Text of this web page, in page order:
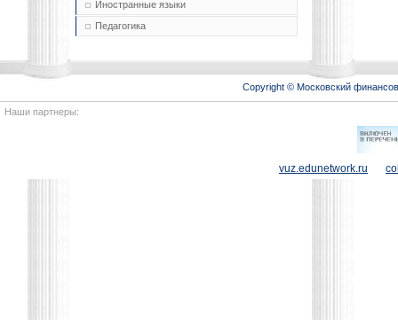
Иностранные языки
Педагогика
Copyright © Московский
Наши партнеры:
vuz.edunetwork.ru